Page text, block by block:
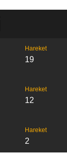
Hareket
19
Hareket
12
Hareket
2